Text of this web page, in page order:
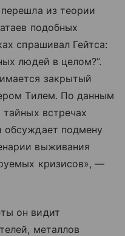
из теории
подобных
спрашивал Гейтса:
людей в целом?”.
закрытый
Тилем. По данным
встречах
обсуждает подмену
выживания
кризисов», —
он видит
металлов